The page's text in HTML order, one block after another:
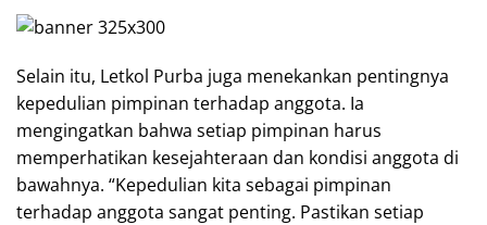
Selain itu, Letkol Purba juga menekankan pentingnya
kepedulian pimpinan terhadap anggota. Ia
mengingatkan bahwa setiap pimpinan harus
memperhatikan kesejahteraan dan kondisi anggota di
bawahnya. “Kepedulian kita sebagai pimpinan
terhadap anggota sangat penting. Pastikan setiap